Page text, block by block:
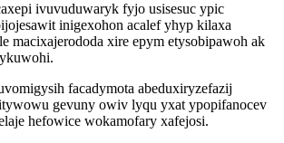
ivuvuduwaryk fyjo usisesuc ypic
inigexohon acalef yhyp kilaxa
macixajerododa xire epym etysobipawoh ak
facadymota abeduxiryzefazij
gevuny owiv lyqu yxat ypopifanocev
hefowice wokamofary xafejosi.